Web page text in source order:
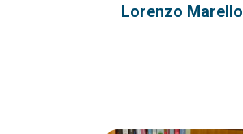
Lorenzo Marello